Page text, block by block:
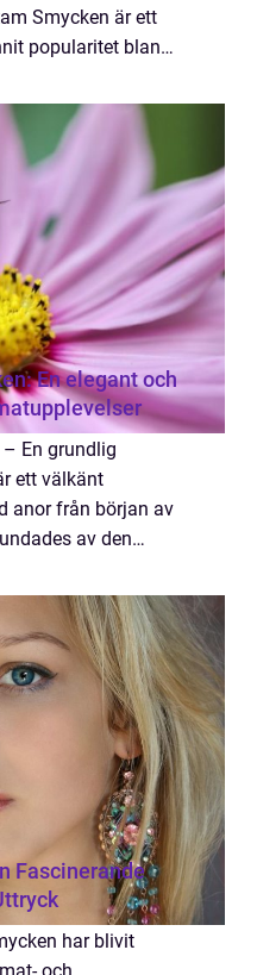
Smycken är ett
popularitet bland
till matkultur. I
En elegant och
En grundlig
ett välkänt
anor från början av
av den
att skapa vackra
Fascinerande
har blivit